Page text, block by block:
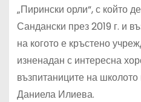
„Пирински орли“, с който
Сандански през 2019 г. и
на когото е кръстено
изненадан с интересна
възпитаниците на
Даниела Илиева.